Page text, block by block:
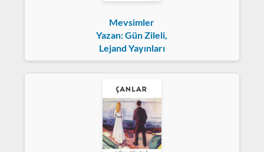
Mevsimler
Yazan: Gün Zileli,
Lejand Yayınları